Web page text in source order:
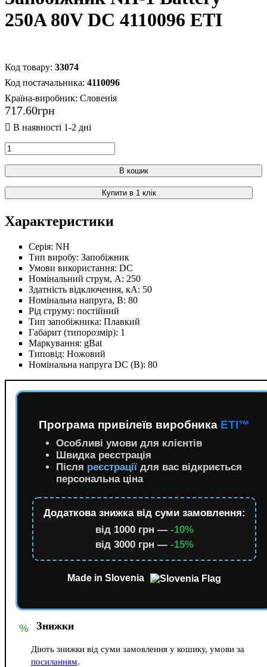
250A 80V DC 4110096 ETI
33074
4110096
Країна-виробник: Словенія
717.60грн
В кошик
Купити в 1 клік
Характеристики
Серія: NH
Тип виробу: Запобіжник
Умови використання: DC
Номінальний струм, А: 250
Здатність відключення, кА: 50
Номінальна напруга, В: 80
Рід струму: постійний
Тип запобіжника: Плавкий
Габарит (типорозмір): 1
Маркування: gBat
Типовід: Ножовий
Номінальна напруга DC (В): 80
Програма привілеїв виробника ETI™
Особливі умови для клієнтів
Швидка реєстрація
Після реєстрації для вас відкриється
персональна ціна
Додаткова знижка від суми замовлення:
від 1000 грн — -10%
від 3000 грн — -15%
Made in Slovenia
% Знижки
Діють знижки від суми замовлення у кошику, умови за
посиланням.